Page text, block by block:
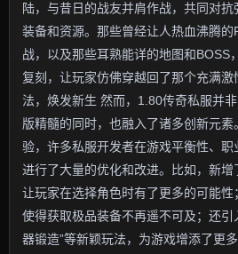
陆，与昔日的战友并肩作战，共同对
装备和资源。那些曾经让人热血沸腾
战，以及那些耳熟能详的地图和BOSS
复刻，让玩家仿佛穿越回了那个充满
法，焕发新生 然而，1.80传奇私服并
版精髓的同时，也融入了诸多创新元
验，许多私服开发者在游戏平衡性、
进行了大量的优化和改进。比如，新增
让玩家在选择角色时有了更多的可能性
使得获取极品装备不再遥不可及；还引
器锻造”等新颖玩法，为游戏增添了更